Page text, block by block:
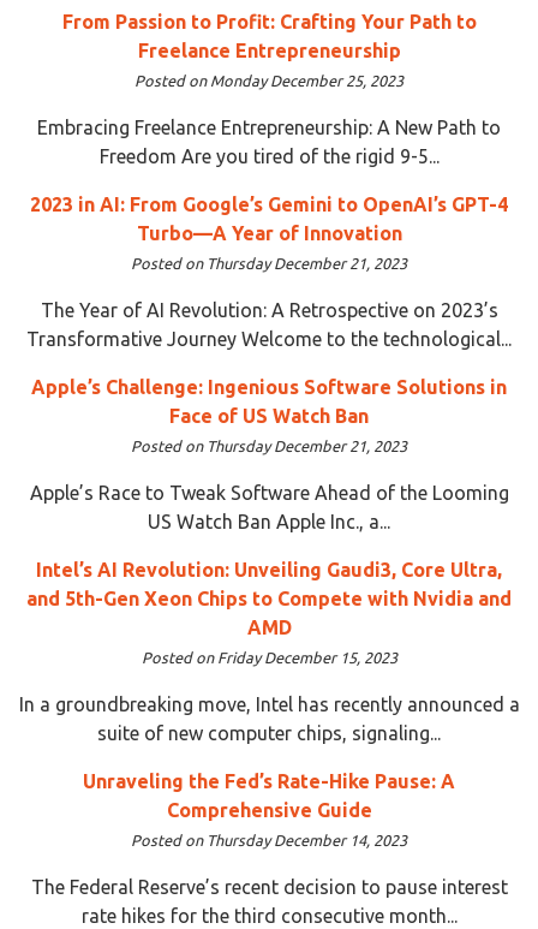
From Passion to Profit: Crafting Your Path to
Freelance Entrepreneurship
Posted on Monday December 25, 2023
Embracing Freelance Entrepreneurship: A New Path to
Freedom Are you tired of the rigid 9-5...
2023 in AI: From Google’s Gemini to OpenAI’s GPT-4
Turbo—A Year of Innovation
Posted on Thursday December 21, 2023
The Year of AI Revolution: A Retrospective on 2023’s
Transformative Journey Welcome to the technological...
Apple’s Challenge: Ingenious Software Solutions in
Face of US Watch Ban
Posted on Thursday December 21, 2023
Apple’s Race to Tweak Software Ahead of the Looming
US Watch Ban Apple Inc., a...
Intel’s AI Revolution: Unveiling Gaudi3, Core Ultra,
and 5th-Gen Xeon Chips to Compete with Nvidia and
AMD
Posted on Friday December 15, 2023
In a groundbreaking move, Intel has recently announced a
suite of new computer chips, signaling...
Unraveling the Fed’s Rate-Hike Pause: A
Comprehensive Guide
Posted on Thursday December 14, 2023
The Federal Reserve’s recent decision to pause interest
rate hikes for the third consecutive month...